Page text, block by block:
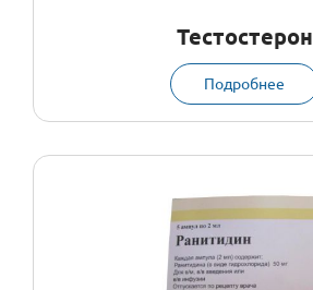
Тестостерон
Подробнее